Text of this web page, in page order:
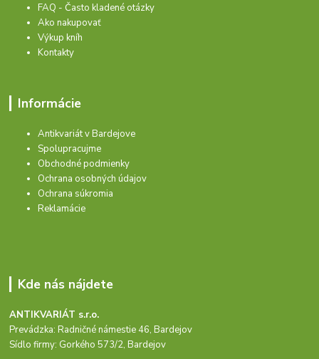
FAQ - Často kladené otázky
Ako nakupovať
Výkup kníh
Kontakty
Informácie
Antikvariát v Bardejove
Spolupracujme
Obchodné podmienky
Ochrana osobných údajov
Ochrana súkromia
Reklamácie
Kde nás nájdete
ANTIKVARIÁT s.r.o.
Prevádzka: Radničné námestie 46, Bardejov
Sídlo firmy: Gorkého 573/2, Bardejov